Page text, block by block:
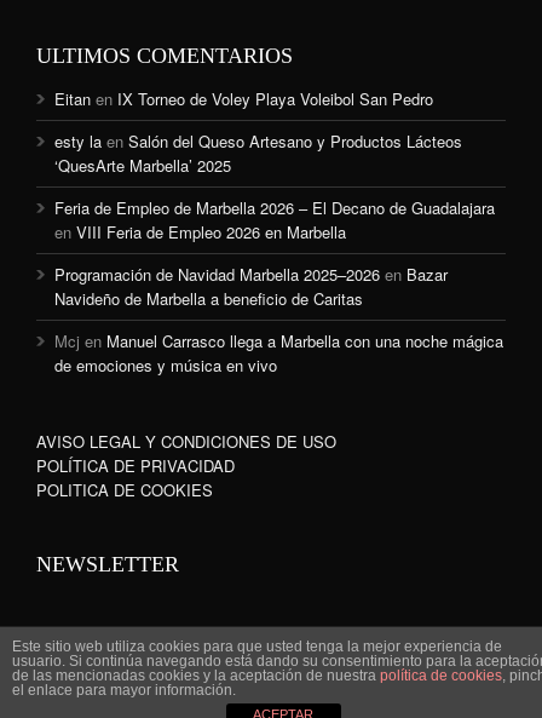
ULTIMOS COMENTARIOS
Eitan en IX Torneo de Voley Playa Voleibol San Pedro
esty la en Salón del Queso Artesano y Productos Lácteos
‘QuesArte Marbella’ 2025
Feria de Empleo de Marbella 2026 – El Decano de Guadalajara
en VIII Feria de Empleo 2026 en Marbella
Programación de Navidad Marbella 2025–2026 en Bazar
Navideño de Marbella a beneficio de Caritas
Mcj en Manuel Carrasco llega a Marbella con una noche mágica
de emociones y música en vivo
AVISO LEGAL Y CONDICIONES DE USO
POLÍTICA DE PRIVACIDAD
POLITICA DE COOKIES
NEWSLETTER
www.marbella-sanpedro.com 2010©
Este sitio web utiliza cookies para que usted tenga la mejor experiencia de
usuario. Si continúa navegando está dando su consentimiento para la
de las mencionadas cookies y la aceptación de nuestra política de cookies,
el enlace para mayor información.
ACEPTAR